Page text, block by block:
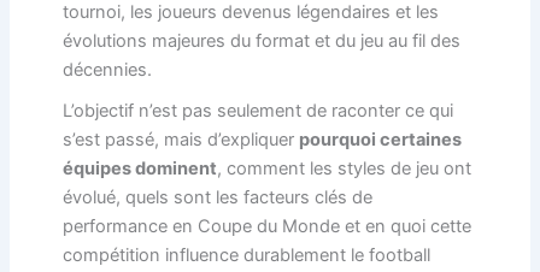
tournoi, les joueurs devenus légendaires et les
évolutions majeures du format et du jeu au fil des
décennies.
L’objectif n’est pas seulement de raconter ce qui
s’est passé, mais d’expliquer pourquoi certaines
équipes dominent, comment les styles de jeu ont
évolué, quels sont les facteurs clés de
performance en Coupe du Monde et en quoi cette
compétition influence durablement le football